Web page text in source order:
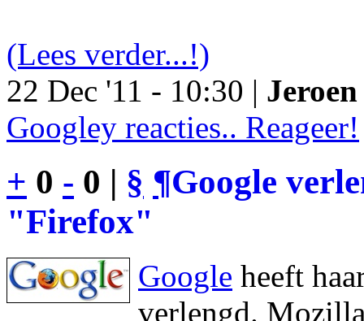
(Lees verder...!)
22 Dec '11 - 10:30 |
Googley reacties.. Reageer!
+ 0 - 0 | § ¶Google
"Firefox"
Google heeft
verlengd.